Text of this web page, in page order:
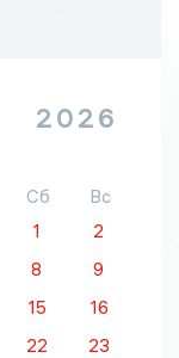
2026
Сб
Вс
1
2
8
9
15
16
22
23